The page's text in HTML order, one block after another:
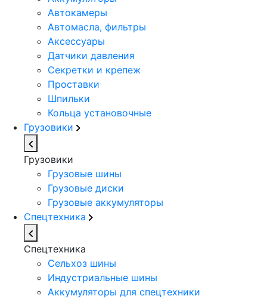
Автокамеры
Автомасла, фильтры
Аксессуары
Датчики давления
Секретки и крепеж
Проставки
Шпильки
Кольца установочные
Грузовики
Грузовики
Грузовые шины
Грузовые диски
Грузовые аккумуляторы
Спецтехника
Спецтехника
Сельхоз шины
Индустриальные шины
Аккумуляторы для спецтехники